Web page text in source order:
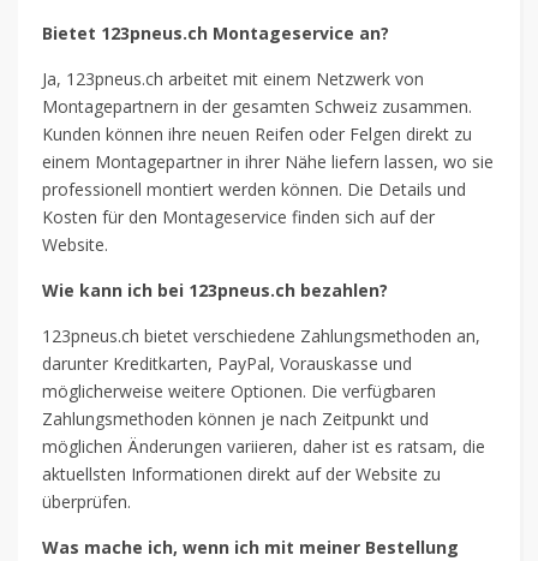
Bietet 123pneus.ch Montageservice an?
Ja, 123pneus.ch arbeitet mit einem Netzwerk von
Montagepartnern in der gesamten Schweiz zusammen.
Kunden können ihre neuen Reifen oder Felgen direkt zu
einem Montagepartner in ihrer Nähe liefern lassen, wo sie
professionell montiert werden können. Die Details und
Kosten für den Montageservice finden sich auf der
Website.
Wie kann ich bei 123pneus.ch bezahlen?
123pneus.ch bietet verschiedene Zahlungsmethoden an,
darunter Kreditkarten, PayPal, Vorauskasse und
möglicherweise weitere Optionen. Die verfügbaren
Zahlungsmethoden können je nach Zeitpunkt und
möglichen Änderungen variieren, daher ist es ratsam, die
aktuellsten Informationen direkt auf der Website zu
überprüfen.
Was mache ich, wenn ich mit meiner Bestellung